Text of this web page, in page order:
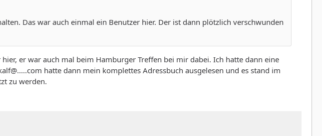
Das war auch einmal ein Benutzer hier. Der ist dann plötzlich verschwunden
er war auch mal beim Hamburger Treffen bei mir dabei. Ich hatte dann eine
hatte dann mein komplettes Adressbuch ausgelesen und es stand im
zu werden.